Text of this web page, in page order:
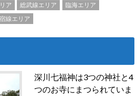
ア 総武線エリア
臨海エリア
線エリア
深川七福神は3つの神社と4
つのお寺にまつられていま